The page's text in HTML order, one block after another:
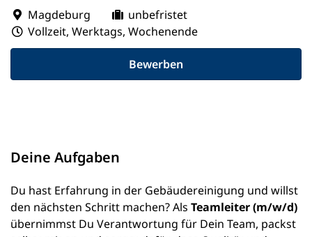
Magdeburg
unbefristet
Vollzeit, Werktags, Wochenende
Bewerben
Deine Aufgaben
Du hast Erfahrung in der Gebäudereinigung und willst
den nächsten Schritt machen? Als Teamleiter (m/w/d)
übernimmst Du Verantwortung für Dein Team, packst